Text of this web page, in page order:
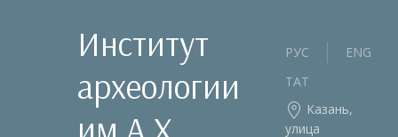
Институт
археологии
РУС
ENG
ТАТ
Казань,
улица